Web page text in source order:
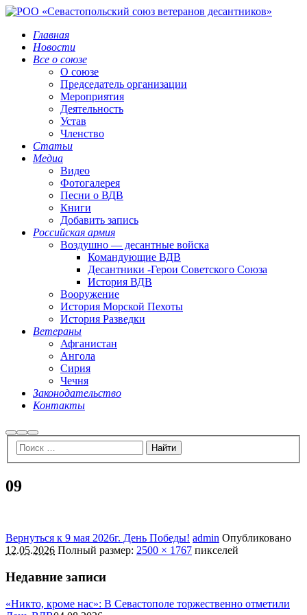
Главная
Новости
Все о союзе
О союзе
Председатель организации
Мероприятия
Деятельность
Устав
Членство
Статьи
Медиа
Видео
Фотогалерея
Песни о ВДВ
Книги
Добавить запись
Российская армия
Воздушно — десантные войска
Командующие ВДВ
Десантники -Герои Советского Союза
История ВДВ
Вооружение
История Морской Пехоты
История Разведки
Ветераны
Афганистан
Ангола
Сирия
Чечня
Законодательство
Контакты
НайтиБольше
информации
Главное
меню
09
Вернуться к 9 мая 2026г. День Победы! admin Опубликовано
12.05.2026 Полный размер: 2500 × 1767 пикселей
Недавние записи
«Никто, кроме нас»: В Севастополе торжественно отметили